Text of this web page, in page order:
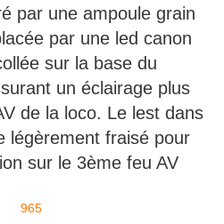
par une ampoule grain
par une led canon
sur la base du
un éclairage plus
de la loco. Le lest dans
légèrement fraisé pour
sur le 3ème feu AV